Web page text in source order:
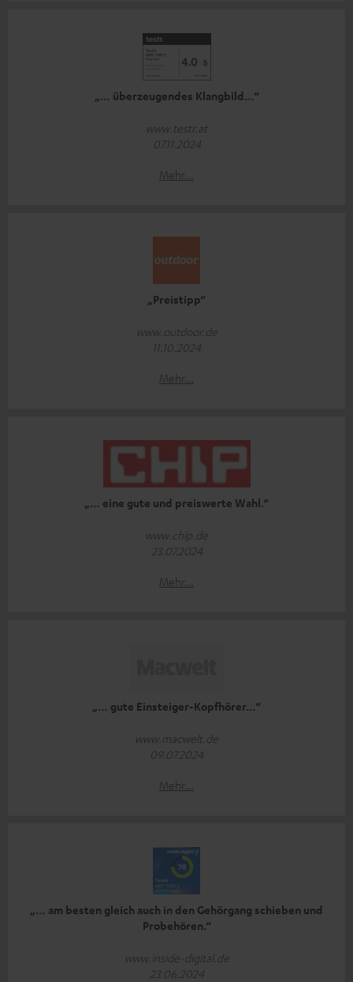
„… überzeugendes Klangbild…“
www.testr.at
07.11.2024
Mehr...
„Preistipp“
www.outdoor.de
11.10.2024
Mehr...
„… eine gute und preiswerte Wahl.“
www.chip.de
23.07.2024
Mehr...
„… gute Einsteiger-Kopfhörer…“
www.macwelt.de
09.07.2024
Mehr...
„… am besten gleich auch in den Gehörgang schieben und
Probehören.“
www.inside-digital.de
23.06.2024